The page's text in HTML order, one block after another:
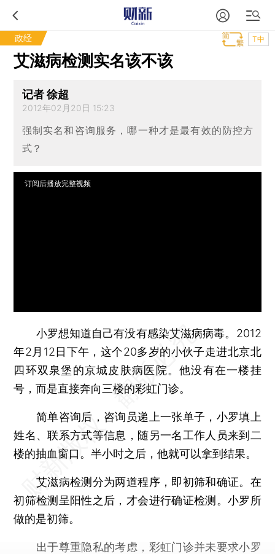
政经 T中
艾滋病检测实名该不该
记者 徐超
2012年02月20日 15:23
强制实名和咨询服务，哪一种才是最有效的防控方
式？
订阅后播放完整视频
小罗想知道自己有没有感染艾滋病病毒。2012
年2月12日下午，这个20多岁的小伙子走进北京北
四环双泉堡的京城皮肤病医院。他没有在一楼挂
号，而是直接奔向三楼的彩虹门诊。
简单咨询后，咨询员递上一张单子，小罗填上
姓名、联系方式等信息，随另一名工作人员来到二
楼的抽血窗口。半小时之后，他就可以拿到结果。
艾滋病检测分为两道程序，即初筛和确证。在
初筛检测呈阳性之后，才会进行确证检测。小罗所
做的是初筛。
出于尊重隐私的考虑，彩虹门诊并未要求小罗